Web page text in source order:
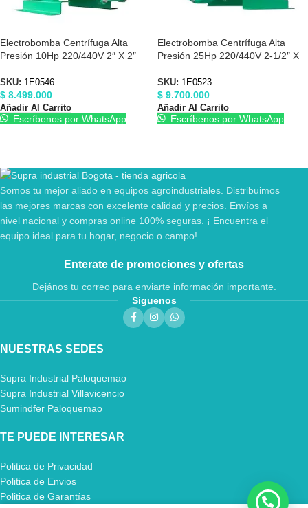
Electrobomba Centrífuga Alta
Presión 10Hp 220/440V 2″ X 2″
SKU: 1E0546
$ 8.499.000
Añadir Al Carrito
Escríbenos por WhatsApp
Electrobomba Centrífuga Alta
Presión 25Hp 220/440V 2-1/2″ X
SKU: 1E0523
$ 9.700.000
Añadir Al Carrito
Escríbenos por WhatsApp
Somos tu mejor aliado en equipos agroindustriales. Distribuimos
las mejores marcas con excelente calidad y precios. Envíos a
nivel nacional y compras online 100% seguras. ¡ Encuentra el
equipo ideal para tu hogar, negocio o campo!
Enterate de promociones y ofertas
Dejános tu correo para enviarte información importante.
Siguenos
NUESTRAS SEDES
Supra Industrial Paloquemao
Supra Industrial Villavicencio
Sumindfer Paloquemao
TE PUEDE INTERESAR
Politica de Privacidad
Politica de Envios
Politica de Garantías